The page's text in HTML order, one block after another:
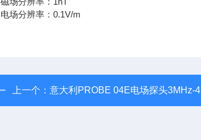
电场分辨率：0.1V/m
上一个： 意大利PROBE 04E电场探头3MHz-40GHz